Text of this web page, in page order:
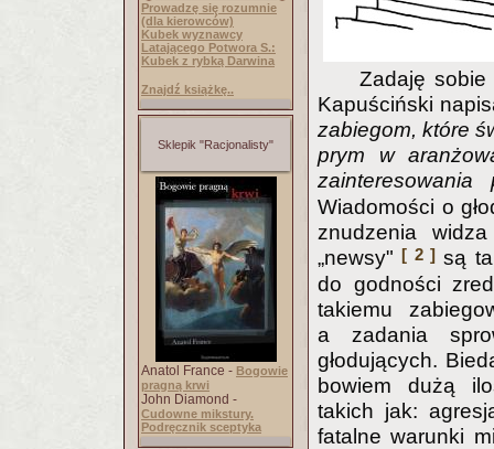
Prowadzę się rozumnie
(dla kierowców)
Kubek wyznawcy
Latającego Potwora S.:
Kubek z rybką Darwina
Znajdź książkę..
Sklepik "Racjonalisty"
Anatol France - Bogowie
pragną krwi
John Diamond -
Cudowne mikstury.
Podręcznik sceptyka
Zadaję
Kapuściński
zabiegom, które
prym w
zainteresowania
Wiadomości o
znudzenia
„newsy" [ 2 ] są
do godności
takiemu
a zadania
głodujących.
bowiem dużą
takich jak:
fatalne warunki